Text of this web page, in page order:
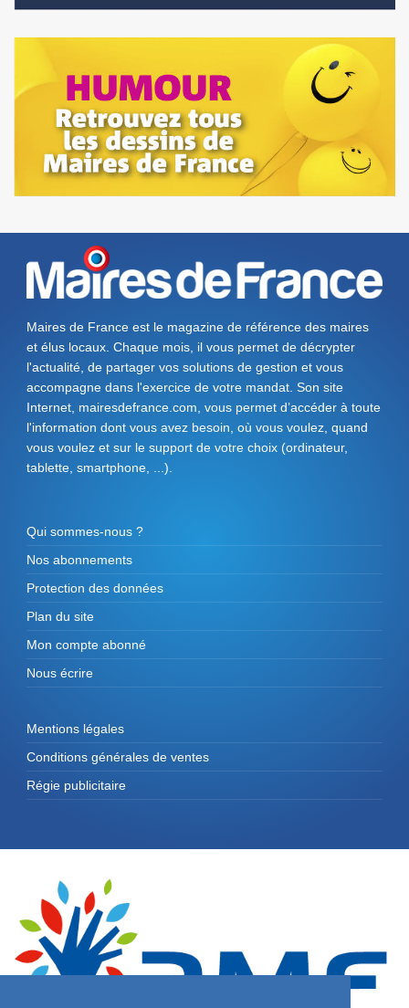
Maires de France est le magazine de référence des maires
et élus locaux. Chaque mois, il vous permet de décrypter
l'actualité, de partager vos solutions de gestion et vous
accompagne dans l'exercice de votre mandat. Son site
Internet, mairesdefrance.com, vous permet d’accéder à toute
l'information dont vous avez besoin, où vous voulez, quand
vous voulez et sur le support de votre choix (ordinateur,
tablette, smartphone, ...).
Qui sommes-nous ?
Nos abonnements
Protection des données
Plan du site
Mon compte abonné
Nous écrire
Mentions légales
Conditions générales de ventes
Régie publicitaire